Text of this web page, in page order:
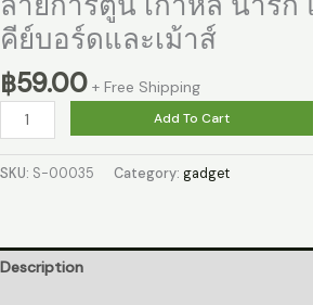
คีย์บอร์ดและเม้าส์
฿59.00 + Free Shipping
แผ่น
รอง
เม้าส์
รอง
Add To Cart
SKU: S-00035 Category: gadget
Description